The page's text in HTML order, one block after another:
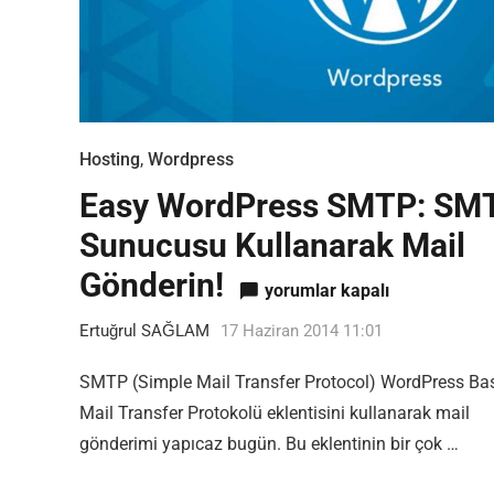
Hosting, Wordpress
Easy WordPress SMTP:
Sunucusu Kullanarak Mail
Gönderin!
Easy WordPress SMTP:
yorumlar kapalı
Ertuğrul SAĞLAM 17 Haziran 2014 11:01
SMTP (Simple Mail Transfer Protocol) WordPress
Mail Transfer Protokolü eklentisini kullanarak mail
gönderimi yapıcaz bugün. Bu eklentinin bir çok …